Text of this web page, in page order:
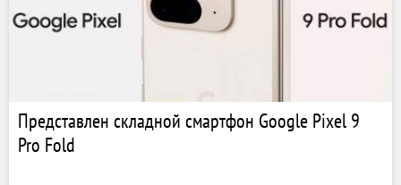
Представлен складной смартфон Google Pixel 9
Pro Fold